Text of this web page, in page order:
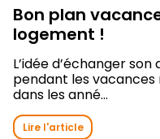
Bon plan
logement !
L’idée d’échanger
pendant les vacances
dans les anné...
Lire l'article